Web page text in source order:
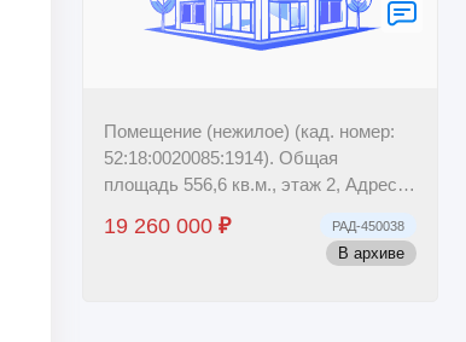
Помещение (нежилое) (кад. номер:
52:18:0020085:1914). Общая
площадь 556,6 кв.м., этаж 2, Адрес:
д.81,...
19 260 000 ₽ РАД-450038
В архиве